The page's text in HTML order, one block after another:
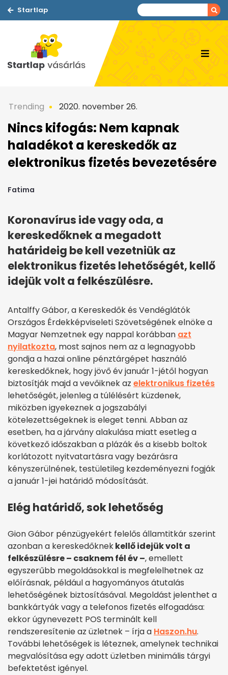
Startlap
Trending 2020. november 26.
Nincs kifogás: Nem kapnak
haladékot a kereskedők az
elektronikus fizetés bevezetésére
Fatima
Koronavírus ide vagy oda, a
kereskedőknek a megadott
határideig be kell vezetniük az
elektronikus fizetés lehetőségét, kellő
idejük volt a felkészülésre.
Antalffy Gábor, a Kereskedők és Vendéglátók
Országos Érdekképviseleti Szövetségének elnöke a
Magyar Nemzetnek egy nappal korábban azt
nyilatkozta, most sajnos nem az a legnagyobb
gondja a hazai online pénztárgépet használó
kereskedőknek, hogy jövő év január 1-jétől hogyan
biztosítják majd a vevőiknek az elektronikus fizetés
lehetőségét, jelenleg a túlélésért küzdenek,
miközben igyekeznek a jogszabályi
kötelezettségeknek is eleget tenni. Abban az
esetben, ha a járvány alakulása miatt esetleg a
következő időszakban a plázák és a kisebb boltok
korlátozott nyitvatartásra vagy bezárásra
kényszerülnének, testületileg kezdeményezni fogják
a január 1-jei határidő módosítását.
Elég határidő, sok lehetőség
Gion Gábor pénzügyekért felelős államtitkár szerint
azonban a kereskedőknekkellő idejük volt a
felkészülésre – csaknem fél év –, emellett
egyszerűbb megoldásokkal is megfelelhetnek az
előírásnak, például a hagyományos átutalás
lehetőségének biztosításával. Megoldást jelenthet a
bankkártyák vagy a telefonos fizetés elfogadása:
ekkor úgynevezett POS terminált kell
rendszeresítenie az üzletnek – írja a Haszon.hu.
További lehetőségek is léteznek, amelynek technikai
megvalósítása egy adott üzletben minimális tárgyi
befektetést igényel.